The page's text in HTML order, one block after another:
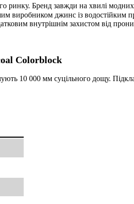
ринку. Бренд завжди на хвилі
виробником джинс із водостійким
внутрішнім захистом від
Colorblock
10 000 мм суцільного дощу.